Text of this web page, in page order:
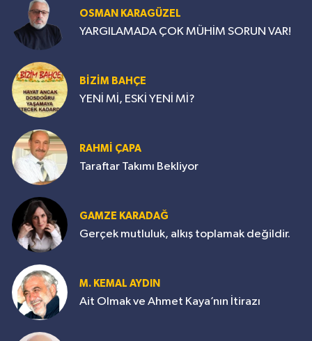
OSMAN KARAGÜZEL
YARGILAMADA ÇOK MÜHİM SORUN VAR!
BİZİM BAHÇE
YENİ Mİ, ESKİ YENİ Mİ?
RAHMİ ÇAPA
Taraftar Takımı Bekliyor
GAMZE KARADAĞ
Gerçek mutluluk, alkış toplamak değildir.
M. KEMAL AYDIN
Ait Olmak ve Ahmet Kaya’nın İtirazı